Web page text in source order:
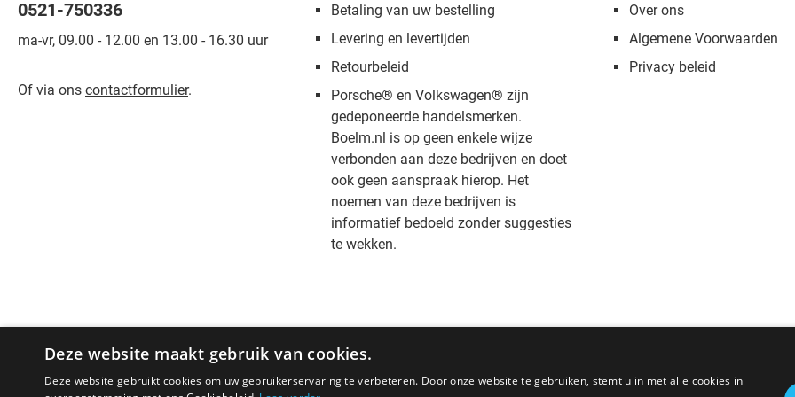
0521-750336
ma-vr, 09.00 - 12.00 en 13.00 - 16.30 uur
Of via ons contactformulier.
Betaling van uw bestelling
Levering en levertijden
Retourbeleid
Porsche® en Volkswagen® zijn
gedeponeerde handelsmerken.
Boelm.nl is op geen enkele wijze
verbonden aan deze bedrijven en doet
ook geen aanspraak hierop. Het
noemen van deze bedrijven is
informatief bedoeld zonder suggesties
te wekken.
Over ons
Algemene Voorwaarden
Privacy beleid
Deze website maakt gebruik van cookies.
Deze website gebruikt cookies om uw gebruikerservaring te verbeteren. Door onze website te gebruiken, stemt u in met alle cookies in